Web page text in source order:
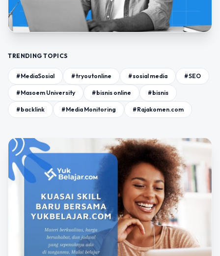
TRENDING TOPICS
#MediaSosial #tryoutonline #sosial media #SEO
#Masoem University #bisnis online #bisnis
#backlink #Media Monitoring #Rajakomen.com